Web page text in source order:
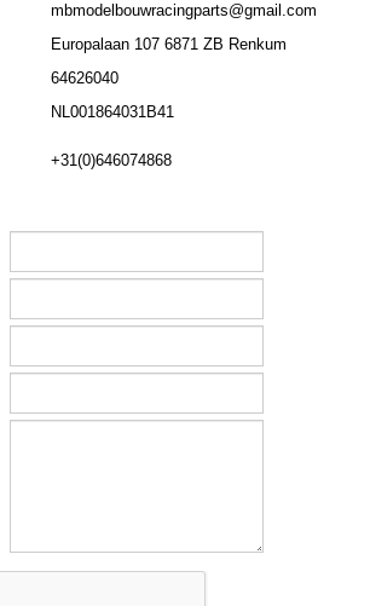
mbmodelbouwracingparts@gmail.com
Europalaan 107 6871 ZB Renkum
64626040
NL001864031B41
+31(0)646074868